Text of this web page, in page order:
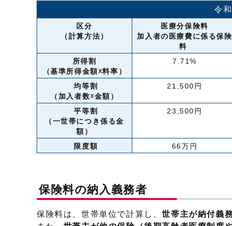
令
区分
（計算方法）
医療分保険料
加入者の医療費に係る保険
料
所得割
（基準所得金額☓料率）
7.71%
均等割
（加入者数☓金額）
21,500円
平等割
（一世帯につき係る金
額）
23,500円
限度額 66万円
保険料の納入義務者
保険料は、世帯単位で計算し、世帯主が納付義